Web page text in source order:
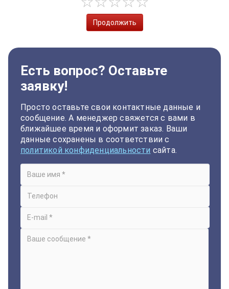
Продолжить
Есть вопрос? Оставьте
заявку!
Просто оставьте свои контактные данные и
сообщение. А менеджер свяжется с вами в
ближайшее время и оформит заказ. Ваши
данные сохранены в соответствии с
политикой конфиденциальности сайта.